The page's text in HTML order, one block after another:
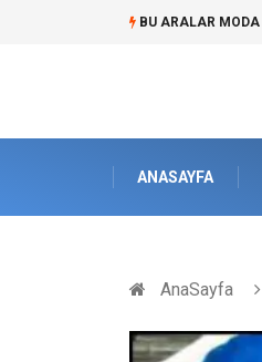
BU ARALAR MODA
ANASAYFA
AnaSayfa